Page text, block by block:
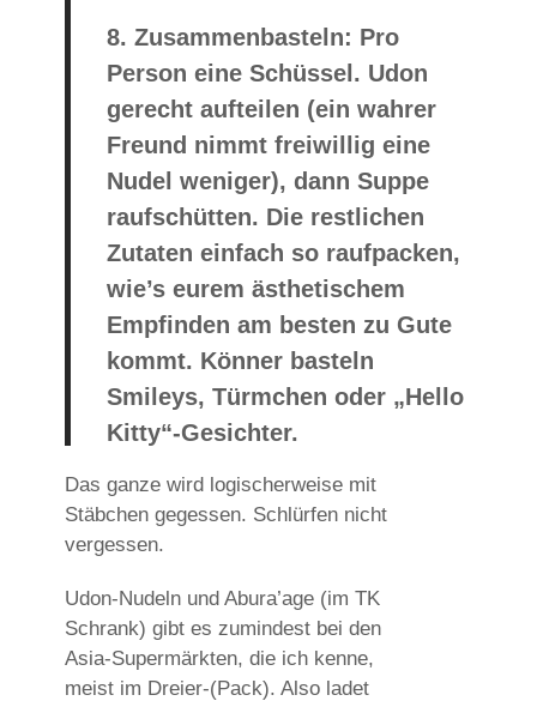
8. Zusammenbasteln: Pro
Person eine Schüssel. Udon
gerecht aufteilen (ein wahrer
Freund nimmt freiwillig eine
Nudel weniger), dann Suppe
raufschütten. Die restlichen
Zutaten einfach so raufpacken,
wie’s eurem ästhetischem
Empfinden am besten zu Gute
kommt. Könner basteln
Smileys, Türmchen oder „Hello
Kitty“-Gesichter.
Das ganze wird logischerweise mit
Stäbchen gegessen. Schlürfen nicht
vergessen.
Udon-Nudeln und Abura’age (im TK
Schrank) gibt es zumindest bei den
Asia-Supermärkten, die ich kenne,
meist im Dreier-(Pack). Also ladet